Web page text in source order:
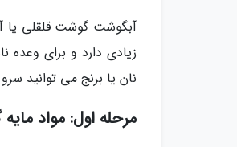
آبگوشت گوشت قلقلی یا
زیادی دارد و برای
نان یا برنج می توانید
مرحله اول: مواد